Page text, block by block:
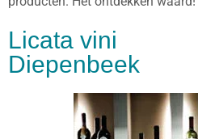
Licata vini
Diepenbeek